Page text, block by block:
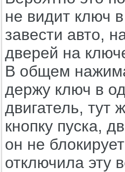
не видит ключ
завести авто,
дверей на
В общем
держу ключ в
двигатель, тут
кнопку пуска,
он не
отключила эту